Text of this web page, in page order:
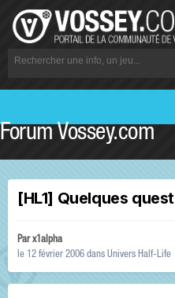
Forum Vossey.com
[HL1] Quelques
Parx1alpha
le 12 février 2006 dans Univers Half-Life